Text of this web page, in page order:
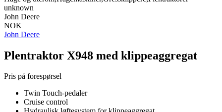
unknown
John Deere
NOK
John Deere
Plentraktor X948 med klippeaggregat
Pris på forespørsel
Twin Touch-pedaler
Cruise control